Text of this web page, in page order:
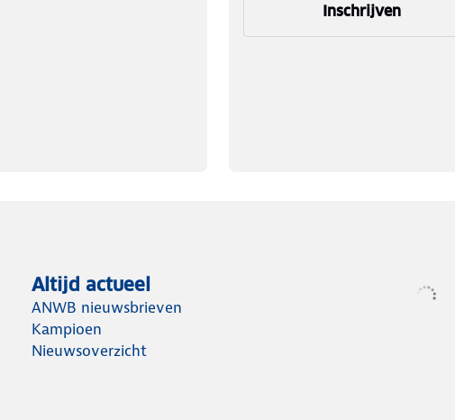
Inschrijven
Altijd actueel
ANWB nieuwsbrieven
Kampioen
Nieuwsoverzicht